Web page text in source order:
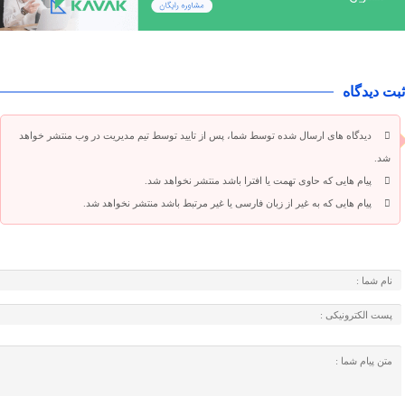
ثبت دیدگاه
دیدگاه های ارسال شده توسط شما، پس از تایید توسط تیم مدیریت در وب منتشر خواهد
شد.
پیام هایی که حاوی تهمت یا افترا باشد منتشر نخواهد شد.
پیام هایی که به غیر از زبان فارسی یا غیر مرتبط باشد منتشر نخواهد شد.